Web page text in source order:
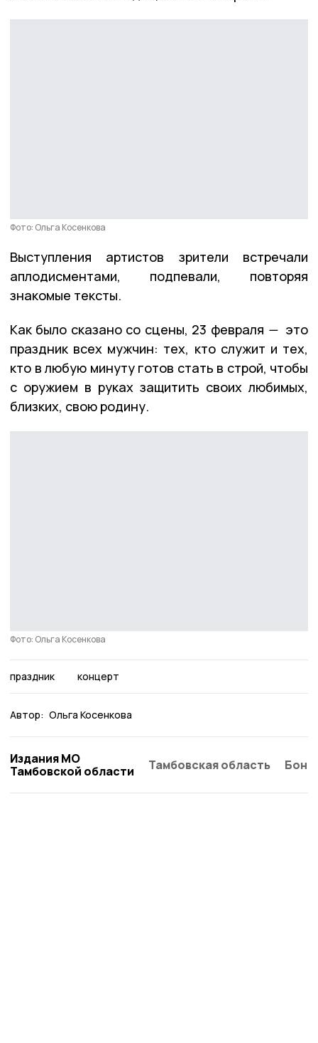
Фото: Ольга Косенкова
Выступления артистов зрители встречали
аплодисментами, подпевали, повторяя
знакомые тексты.
Как было сказано со сцены, 23 февраля — это
праздник всех мужчин: тех, кто служит и тех,
кто в любую минуту готов стать в строй, чтобы
с оружием в руках защитить своих любимых,
близких, свою родину.
Фото: Ольга Косенкова
праздник концерт
Автор: Ольга Косенкова
Издания МО
Тамбовской области
Тамбовская область